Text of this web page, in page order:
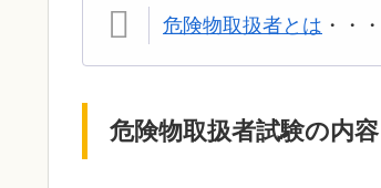
危険物取扱者とは ・・
危険物取扱者試験の内